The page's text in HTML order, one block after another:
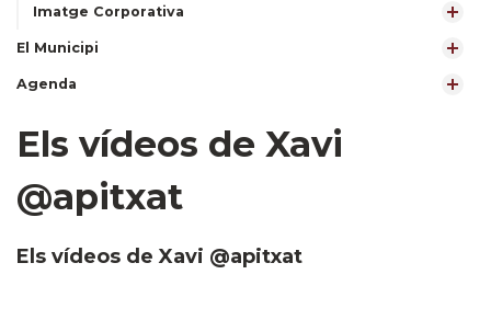
Imatge Corporativa
El Municipi
Agenda
Els vídeos de Xavi
@apitxat
Els vídeos de Xavi @apitxat